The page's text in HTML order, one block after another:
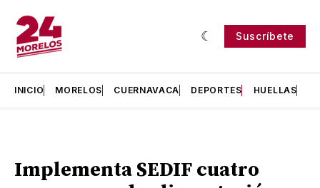
Suscríbete
INICIO MORELOS CUERNAVACA DEPORTES HUELLAS
Implementa SEDIF cuatro